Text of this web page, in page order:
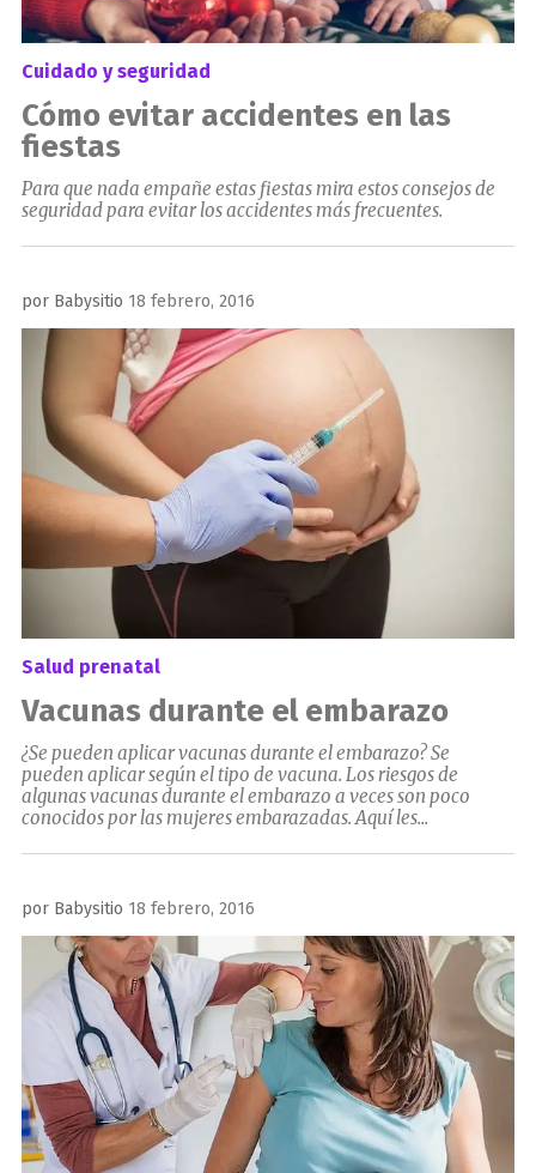
Cuidado y seguridad
Cómo evitar accidentes en las
fiestas
Para que nada empañe estas fiestas mira estos consejos de
seguridad para evitar los accidentes más frecuentes.
por Babysitio Publicado
el
18 febrero, 2016
Salud prenatal
Vacunas durante el embarazo
¿Se pueden aplicar vacunas durante el embarazo? Se
pueden aplicar según el tipo de vacuna. Los riesgos de
algunas vacunas durante el embarazo a veces son poco
conocidos por las mujeres embarazadas. Aquí les...
por Babysitio Publicado
el
18 febrero, 2016